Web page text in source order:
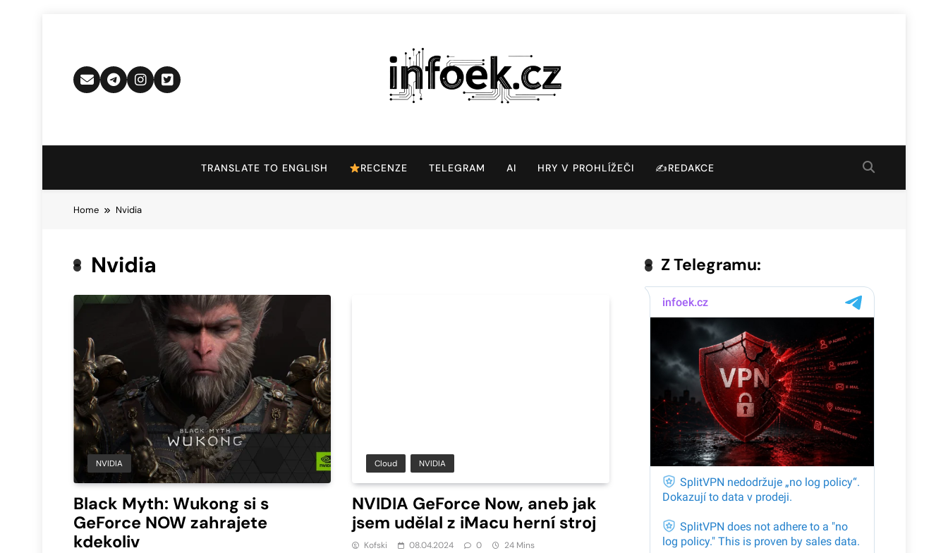
Infoek.cz
TRANSLATE TO ENGLISH RECENZE TELEGRAM AI HRY V PROHLÍŽEČI ✍️REDAKCE
Home Nvidia
Nvidia
NVIDIA
Black Myth: Wukong si s
GeForce NOW zahrajete
kdekoliv
Cloud NVIDIA
NVIDIA GeForce Now, aneb jak
jsem udělal z iMacu herní stroj
Kofski 08.04.2024 0 24 Mins
Z Telegramu: